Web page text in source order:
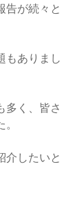
告が続々と
もありまし
多く、皆さ
介したいと